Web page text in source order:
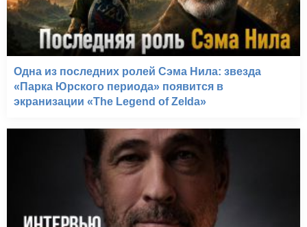
Одна из последних ролей Сэма Нила: звезда
«Парка Юрского периода» появится в
экранизации «The Legend of Zelda»